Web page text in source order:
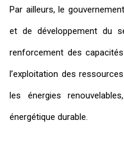
Par ailleurs, le
et de développement du
renforcement des
l’exploitation des
les énergies
énergétique durable.